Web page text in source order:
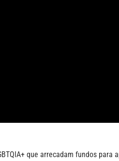
que arrecadam fundos para